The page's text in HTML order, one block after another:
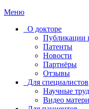
Меню
О докторе
Патенты
Новости
Партнёры
Отзывы
Для специалистов
Научные
Видео